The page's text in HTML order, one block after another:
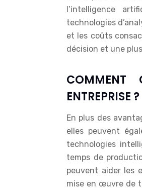
l’intelligence
technologies
et les coûts
décision et une
COMMENT
ENTREPRISE ?
En plus des
elles peuvent
technologies
temps de
peuvent aider les
mise en œuvre de